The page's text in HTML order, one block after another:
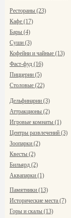
Рестораны (23)
Кафе (17)
Бары (4)
Суши (3)
Кофейни и чайные (13)
Фаст-фуд (16)
Пиццерии (5)
Столовые (22)
Дельфинарии (3)
Аттракционы (2)
Игровые комнаты (1)
Центры развлечений (3)
Зоопарки (2)
Квесты (2)
Бильярд (2)
Аквапарки (1)
Памятники (13)
Исторические места (7)
Горы и скалы (13)